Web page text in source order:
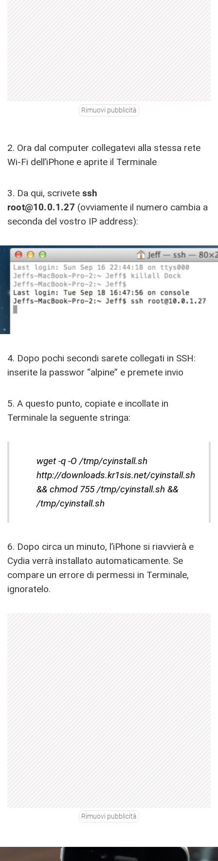
Rimuovi pubblicità
2. Ora dal computer collegatevi alla stessa rete
Wi-Fi dell’iPhone e aprite il Terminale
3. Da qui, scrivete ssh
root@10.0.1.27 (ovviamente il numero cambia a
seconda del vostro IP address):
4. Dopo pochi secondi sarete collegati in SSH:
inserite la passwor “alpine” e premete invio
5. A questo punto, copiate e incollate in
Terminale la seguente stringa:
wget -q -O /tmp/cyinstall.sh
http://downloads.kr1sis.net/cyinstall.sh
&& chmod 755 /tmp/cyinstall.sh &&
/tmp/cyinstall.sh
6. Dopo circa un minuto, l’iPhone si riavvierà e
Cydia verrà installato automaticamente. Se
compare un errore di permessi in Terminale,
ignoratelo.
Rimuovi pubblicità